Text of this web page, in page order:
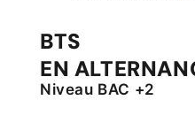
BTS
EN
Niveau BAC +2